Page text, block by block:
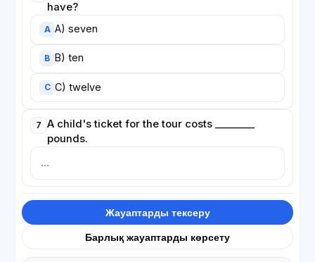
have?
A A) seven
B B) ten
C C) twelve
7
A child's ticket for the tour costs ________
pounds.
Жауаптарды тексеру
Барлық жауаптарды көрсету